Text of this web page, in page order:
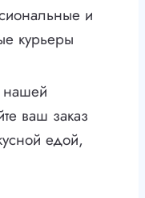
и
курьеры
нашей
ваш заказ
едой,